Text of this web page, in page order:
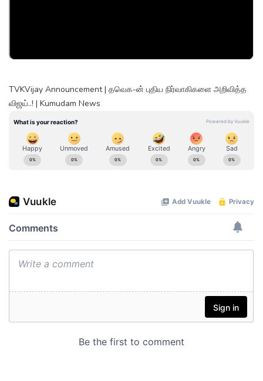
TVKVijay Announcement | தவெக-ன் புதிய நிர்வாகிகளை அறிவித்த
விஜய்..! | Kumudam News